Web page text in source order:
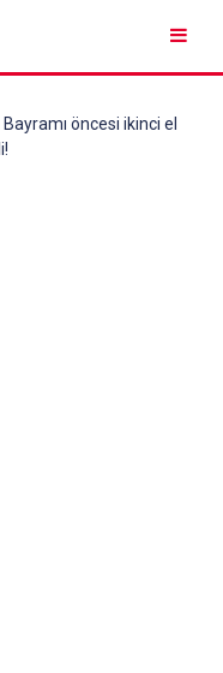
Bayramı öncesi ikinci el